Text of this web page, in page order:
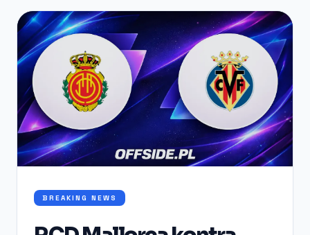
BREAKING NEWS